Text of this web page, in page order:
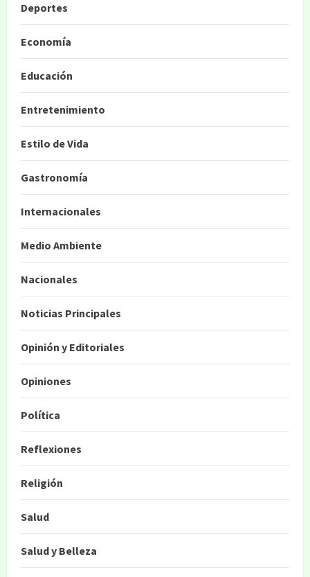
Deportes
Economía
Educación
Entretenimiento
Estilo de Vida
Gastronomía
Internacionales
Medio Ambiente
Nacionales
Noticias Principales
Opinión y Editoriales
Opiniones
Política
Reflexiones
Religión
Salud
Salud y Belleza